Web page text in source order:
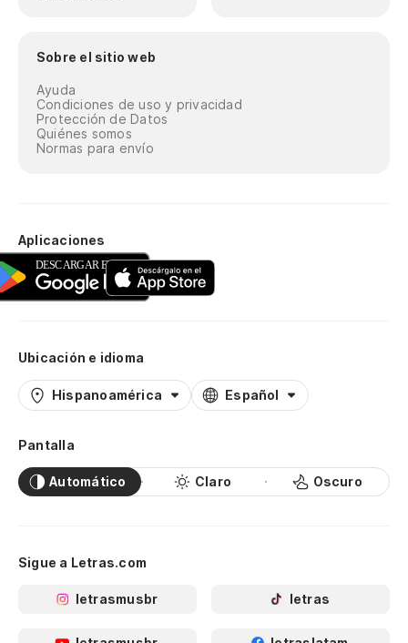
Sobre el sitio web
Ayuda
Condiciones de uso y privacidad
Protección de Datos
Quiénes somos
Normas para envío
Aplicaciones
Ubicación e idioma
Hispanoamérica Español
Pantalla
Automático Claro Oscuro
Sigue a Letras.com
letrasmusbr letras